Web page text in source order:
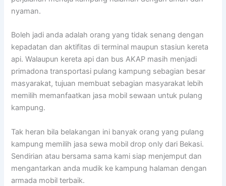
nyaman.
Boleh jadi anda adalah orang yang tidak senang dengan
kepadatan dan aktifitas di terminal maupun stasiun kereta
api. Walaupun kereta api dan bus AKAP masih menjadi
primadona transportasi pulang kampung sebagian besar
masyarakat, tujuan membuat sebagian masyarakat lebih
memilih memanfaatkan jasa mobil sewaan untuk pulang
kampung.
Tak heran bila belakangan ini banyak orang yang pulang
kampung memilih jasa sewa mobil drop only dari Bekasi.
Sendirian atau bersama sama kami siap menjemput dan
mengantarkan anda mudik ke kampung halaman dengan
armada mobil terbaik.